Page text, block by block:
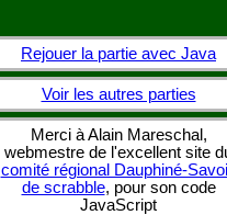
Rejouer la partie avec Java
Voir les autres parties
Merci à Alain Mareschal,
webmestre de l'excellent site
comité régional Dauphiné-
de scrabble, pour son code
JavaScript